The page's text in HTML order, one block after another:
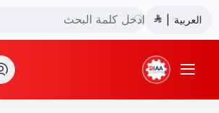
العربية
شركة ضياء البشائر للتجارة